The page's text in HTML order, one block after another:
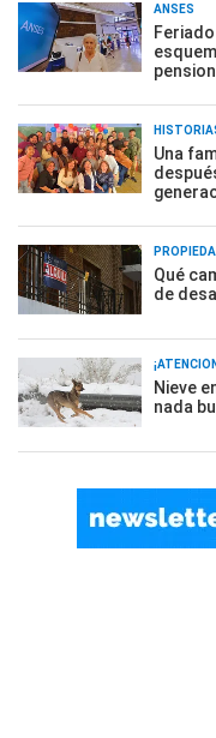
ANSES
Una
Qué
de
Nieve
nada